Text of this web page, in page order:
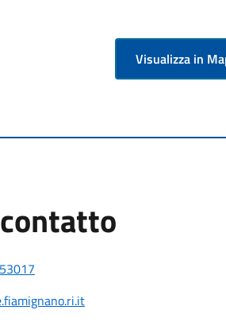
Visualizza in